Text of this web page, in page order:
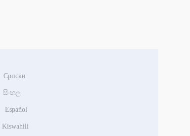
Српски
සිංහල
Español
Kiswahili